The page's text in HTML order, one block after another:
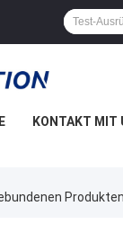
KONTAKT MIT
Produkten